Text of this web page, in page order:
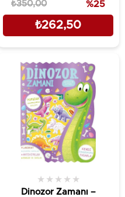
₺262,50
₺350,00 %25
Dinozor Zamanı –
★ ★ ★ ★ ★